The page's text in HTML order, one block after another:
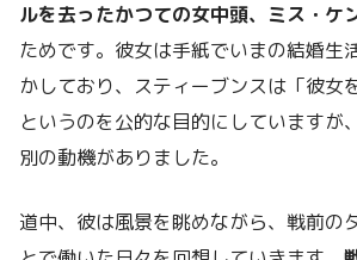
ルを去ったかつての女中頭、ミス・ケ
ためです。彼女は手紙でいまの結婚生
かしており、スティーブンスは「彼女
というのを公的な目的にしていますが
別の動機がありました。
道中、彼は風景を眺めながら、戦前の